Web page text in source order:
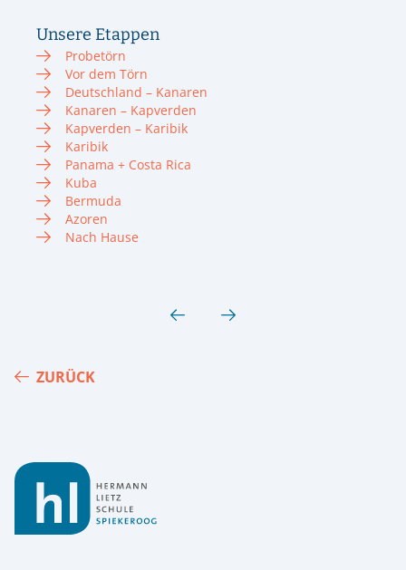
Unsere Etappen
Probetörn
Vor dem Törn
Deutschland – Kanaren
Kanaren – Kapverden
Kapverden – Karibik
Karibik
Panama + Costa Rica
Kuba
Bermuda
Azoren
Nach Hause
ZURÜCK